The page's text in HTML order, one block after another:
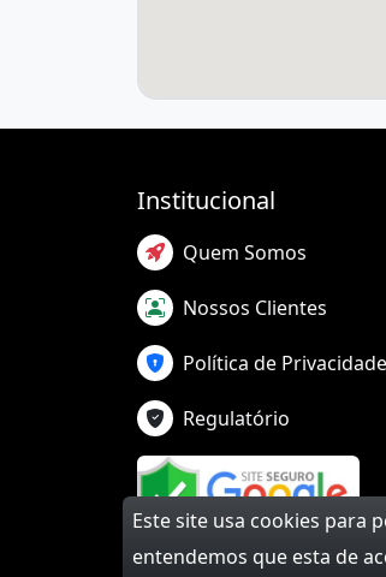
Este site usa cookies para
entendemos que esta de
Institucional
Quem Somos
Nossos Clientes
Política de Privacidade
Regulatório